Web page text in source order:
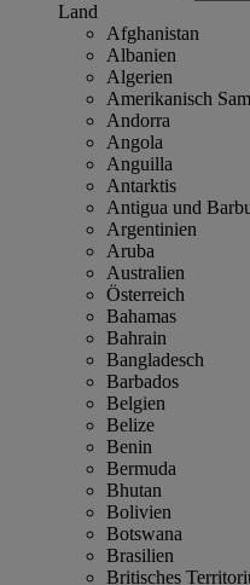
Land
Afghanistan
Albanien
Algerien
Amerikanisch
Andorra
Angola
Anguilla
Antarktis
Antigua und
Argentinien
Aruba
Australien
Österreich
Bahamas
Bahrain
Bangladesch
Barbados
Belgien
Belize
Benin
Bermuda
Bhutan
Bolivien
Botswana
Brasilien
Britisches